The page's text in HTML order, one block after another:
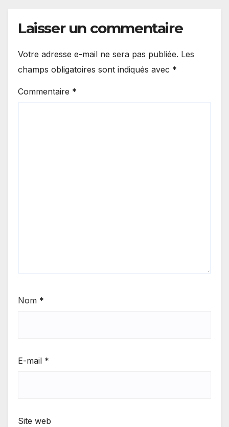
Laisser un commentaire
Votre adresse e-mail ne sera pas publiée. Les
champs obligatoires sont indiqués avec *
Commentaire *
Nom *
E-mail *
Site web